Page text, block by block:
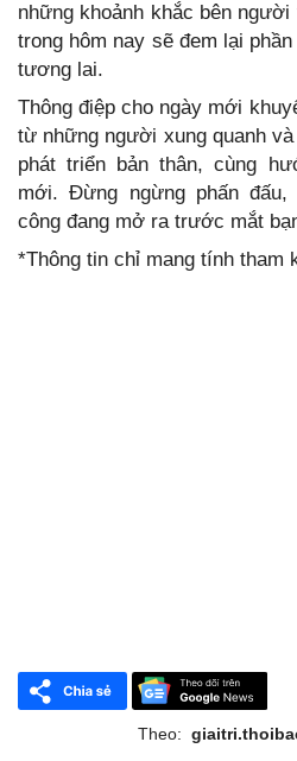
những khoảnh khắc bên
trong hôm nay sẽ đem lại
tương lai.
Thông điệp cho ngày mới
từ những người xung quanh
phát triển bản thân, cùng
mới. Đừng ngừng phấn
công đang mở ra trước mắt
*Thông tin chỉ mang tính tham
Theo: